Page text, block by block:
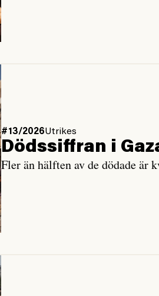
#13/2026Utrikes
Dödssiffran i
Fler än hälften av de dödade är